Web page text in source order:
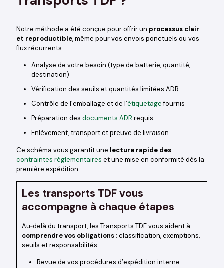
Notre méthode a été conçue pour offrir un processus clair
et reproductible, même pour vos envois ponctuels ou vos
flux récurrents.
Analyse de votre besoin (type de batterie, quantité,
destination)
Vérification des seuils et quantités limitées ADR
Contrôle de l’emballage et de l’étiquetagefournis
Préparation des documents ADR requis
Enlèvement, transport et preuve de livraison
Ce schéma vous garantit une lecture rapide des
contraintes réglementaires et une mise en conformité dès la
première expédition.
Les transports TDF vous
accompagne à chaque étapes
Au‑delà du transport, les Transports TDF vous aident à
comprendre vos obligations : classification, exemptions,
seuils et responsabilités.
Revue de vos procédures d’expédition interne